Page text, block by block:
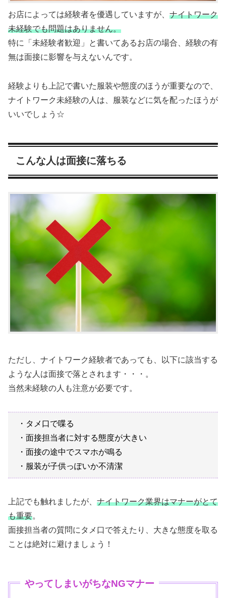
お店によっては経験者を優遇していますが、 ナイトワーク
未経験でも問題はありません。
特に「未経験者歓迎」と書いてあるお店の場合、経験の有
無は面接に影響を与えないんです。
経験よりも上記で書いた服装や態度のほうが重要なので、
ナイトワーク未経験の人は、服装などに気を配ったほうが
いいでしょう☆
こんな人は面接に落ちる
ただし、ナイトワーク経験者であっても、以下に該当する
ような人は面接で落とされます・・・。
当然未経験の人も注意が必要です。
・タメ口で喋る
・面接担当者に対する態度が大きい
・面接の途中でスマホが鳴る
・服装が子供っぽいか不清潔
上記でも触れましたが、 ナイトワーク業界はマナーがとて
も重要。
面接担当者の質問にタメ口で答えたり、大きな態度を取る
ことは絶対に避けましょう！
やってしまいがちなNGマナー